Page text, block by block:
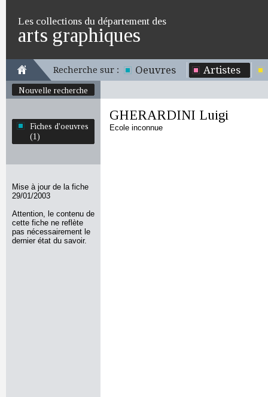
Les collections du département des
arts graphiques
Recherche sur : Oeuvres Artistes
Nouvelle recherche
Fiches d'oeuvres
(1)
Mise à jour de la fiche
29/01/2003
Attention, le contenu de
cette fiche ne reflète
pas nécessairement le
dernier état du savoir.
GHERARDINI Luigi
Ecole inconnue